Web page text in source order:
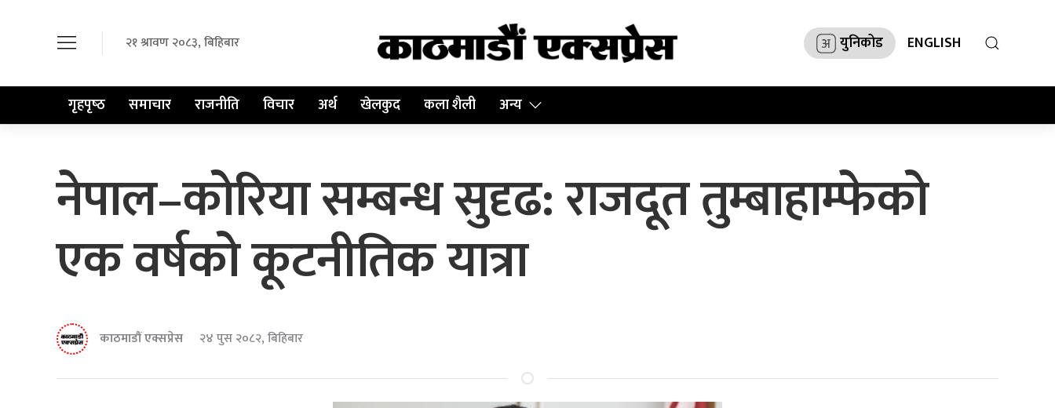
२१ श्रावण २०८३, बिहिबार युनिकोड ENGLISH
गृहपृष्‍ठ समाचार राजनीति विचार अर्थ खेलकुद कला शैली अन्य
नेपाल–कोरिया सम्बन्ध सुदृढ: राजदूत तुम्बाहाम्फेको
एक वर्षको कूटनीतिक यात्रा
काठमाडौं एक्सप्रेस २४ पुस २०८२, बिहिबार